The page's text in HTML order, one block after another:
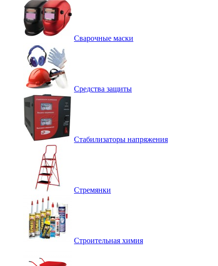
Сварочные маски
Средства защиты
Стабилизаторы напряжения
Стремянки
Строительная химия